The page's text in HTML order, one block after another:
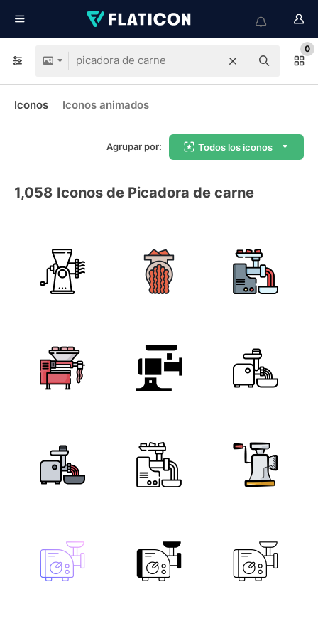
0
Iconos Iconos animados
Agrupar por: Todos los iconos
1,058 Iconos de Picadora de carne